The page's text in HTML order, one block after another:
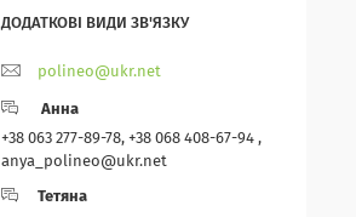
polineo@ukr.net
Анна
+38 063 277-89-78, +38 068 408-67-94 ,
anya_polineo@ukr.net
Тетяна